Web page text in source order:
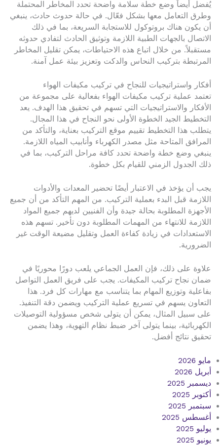
يُفضل أيضاً وضع خطة سلامة واضحة تحدد المخاطر المحتملة
وطرق التعامل معها بشكل فعّال. في حالة حدوث حادث، ينبغي
أن يكون هناك بروتوكول للاستجابة السريعة، بما في ذلك
الاتصال بالجهات الطبية اللازمة وتوثيق الحادث لتفادي حدوثه
مستقبلاً. من خلال اتباع هذه الاحتياطات، يمكن تقليل المخاطر
المرتبطة بتركيب النحاس والدكت وتعزيز بيئة عمل آمنة.
أفكار واستراتيجيات للنجاح في تركيب مكيفات الهواء
تعتمد عملية تركيب مكيفات الهواء بفعالية على مجموعة من
الأفكار والاستراتيجيات التي تسهم في تحقيق هذا الهدف. يعد
التخطيط الجيد الخطوة الأولى نحو النجاح في هذا المجال.
يتطلب هذا التخطيط تقييم موقع التركيب بعناية، والتأكد من
المرافق المتاحة مثل مصدر الكهرباء وأنابيب المياه اللازمة.
ينبغي وضع خطة واضحة تحدد كافة مراحل التركيب، بما في
ذلك الجدول الزمني للقيام بكل خطوة.
يجب أن يؤخذ في الاعتبار أيضًا تحضير المعدات والأدوات
اللازمة قبل البدء بعملية التركيب. من المهم التأكد من أن جميع
الأجهزة المطلوبة بحالة جيدة وأن الفنيين لديهم جميع المواد
اللازمة للانتهاء من المهمات المطلوبة دون تأخير. تسهم هذه
الاستعدادات في زيادة كفاءة العمل وتقليل مضيعة الوقت غير
الضرورية.
علاوة على ذلك، فإن العمل الجماعي يلعب دورًا محوريًا في
ضمان نجاح تركيب المكيفات. يجب على فريق العمل التواصل
بفاعلية وتوزيع المهام بما يتناسب مع مهارات كل فرد. هذا
التعاون يسهم في تسريع عملية التركيب ويضمن دقة التنفيذ.
على سبيل المثال، يمكن أن يتولى شخص مسؤولية التوصيلات
الكهربائية، بينما يتولى آخر ضبط نظام التهوية، وهذا يضمن
تحقيق نتائج أفضل.
مايو 2026
أبريل 2026
ديسمبر 2025
أكتوبر 2025
سبتمبر 2025
أغسطس 2025
يوليو 2025
يونيو 2025